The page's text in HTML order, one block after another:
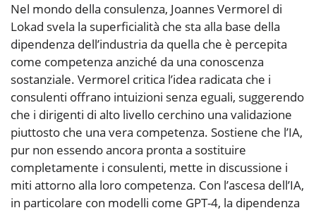
Nel mondo della consulenza, Joannes Vermorel di
Lokad svela la superficialità che sta alla base della
dipendenza dell’industria da quella che è percepita
come competenza anziché da una conoscenza
sostanziale. Vermorel critica l’idea radicata che i
consulenti offrano intuizioni senza eguali, suggerendo
che i dirigenti di alto livello cerchino una validazione
piuttosto che una vera competenza. Sostiene che l’IA,
pur non essendo ancora pronta a sostituire
completamente i consulenti, mette in discussione i
miti attorno alla loro competenza. Con l’ascesa dell’IA,
in particolare con modelli come GPT-4, la dipendenza